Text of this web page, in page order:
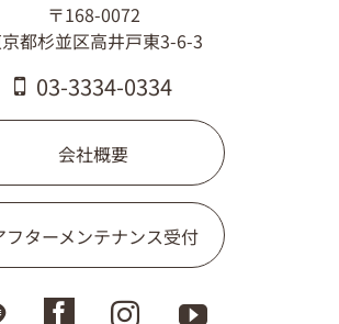
〒168-0072
都杉並区高井戸東3-6-3
03-3334-0334
会社概要
フターメンテナンス受付